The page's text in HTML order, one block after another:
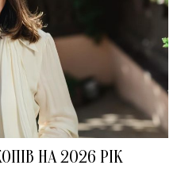
НА 2026 РІК